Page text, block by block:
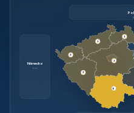
Německo
brzy
3
9
3
3
3
3